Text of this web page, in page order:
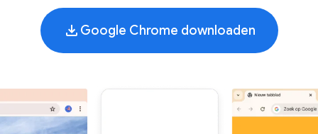
Google Chrome downloaden